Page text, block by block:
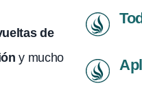
de
y mucho